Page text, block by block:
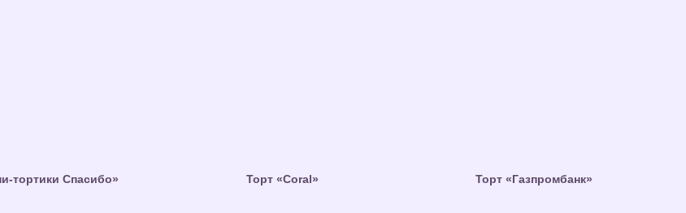
тортики Спасибо» Торт «Coral» Торт «Газпромбанк»